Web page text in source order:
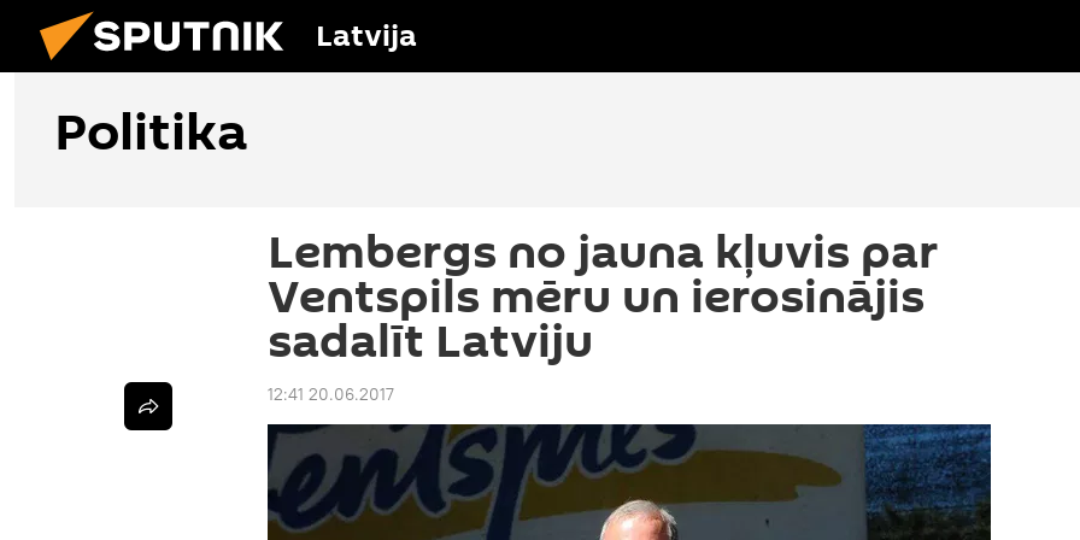
Latvija
Politika
Lembergs no jauna kļuvis par
Ventspils mēru un ierosinājis
sadalīt Latviju
12:41 20.06.2017